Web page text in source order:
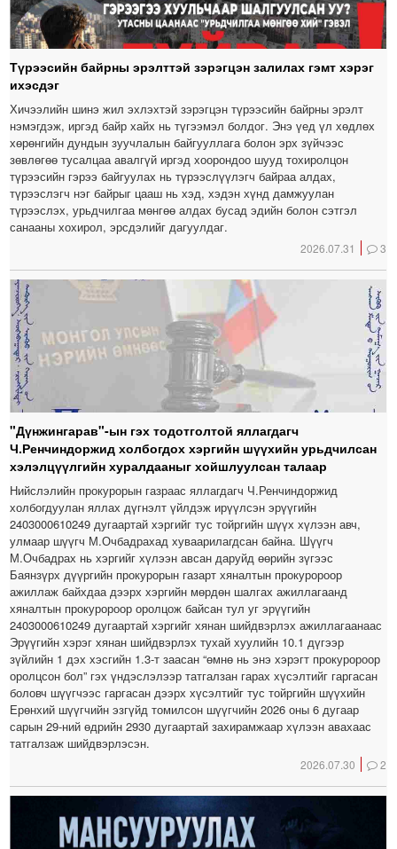
Түрээсийн байрны эрэлттэй зэрэгцэн залилах гэмт хэрэг
ихэсдэг
Хичээлийн шинэ жил эхлэхтэй зэрэгцэн түрээсийн байрны эрэлт
нэмэгдэж, иргэд байр хайх нь түгээмэл болдог. Энэ үед үл хөдлөх
хөрөнгийн дундын зуучлалын байгууллага болон эрх зүйчээс
зөвлөгөө тусалцаа авалгүй иргэд хоорондоо шууд тохиролцон
түрээсийн гэрээ байгуулах нь түрээслүүлэгч байраа алдах,
түрээслэгч нэг байрыг цааш нь хэд, хэдэн хүнд дамжуулан
түрээслэх, урьдчилгаа мөнгөө алдах бусад эдийн болон сэтгэл
санааны хохирол, эрсдэлийг дагуулдаг.
2026.07.31 3
"Дүнжингарав"-ын гэх тодотголтой яллагдагч
Ч.Ренчиндоржид холбогдох хэргийн шүүхийн урьдчилсан
хэлэлцүүлгийн хуралдааныг хойшлуулсан талаар
Нийслэлийн прокурорын газраас яллагдагч Ч.Ренчиндоржид
холбогдуулан яллах дүгнэлт үйлдэж ирүүлсэн эрүүгийн
2403000610249 дугаартай хэргийг тус тойргийн шүүх хүлээн авч,
улмаар шүүгч М.Очбадрахад хуваарилагдсан байна. Шүүгч
М.Очбадрах нь хэргийг хүлээн авсан даруйд өөрийн зүгээс
Баянзүрх дүүргийн прокурорын газарт хяналтын прокуророор
ажиллаж байхдаа дээрх хэргийн мөрдөн шалгах ажиллагаанд
хяналтын прокуророор оролцож байсан тул уг эрүүгийн
2403000610249 дугаартай хэргийг хянан шийдвэрлэх ажиллагаанаас
Эрүүгийн хэрэг хянан шийдвэрлэх тухай хуулийн 10.1 дүгээр
зүйлийн 1 дэх хэсгийн 1.3-т заасан “өмнө нь энэ хэрэгт прокуророор
оролцсон бол” гэх үндэслэлээр татгалзан гарах хүсэлтийг гаргасан
боловч шүүгчээс гаргасан дээрх хүсэлтийг тус тойргийн шүүхийн
Ерөнхий шүүгчийн эзгүйд томилсон шүүгчийн 2026 оны 6 дугаар
сарын 29-ний өдрийн 2930 дугаартай захирамжаар хүлээн авахаас
татгалзаж шийдвэрлэсэн.
2026.07.30 2